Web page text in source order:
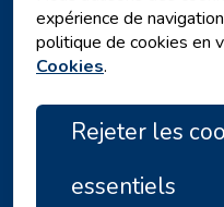
Numéro de TVA:
ID: HR-AB-23-
0650676
expérience de
politique de cookies en
Cookies.
Rejeter les
essentiels